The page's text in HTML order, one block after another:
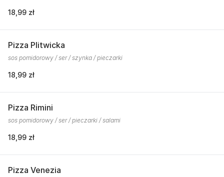
18,99 zł
Pizza Plitwicka
sos pomidorowy / ser / szynka / pieczarki
18,99 zł
Pizza Rimini
sos pomidorowy / ser / pieczarki / salami
18,99 zł
Pizza Venezia